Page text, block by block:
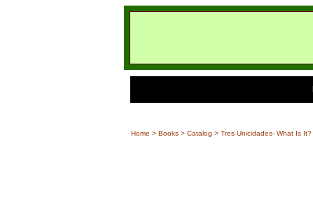
Home > Books > Catalog > Tres Unicidades- What Is It?